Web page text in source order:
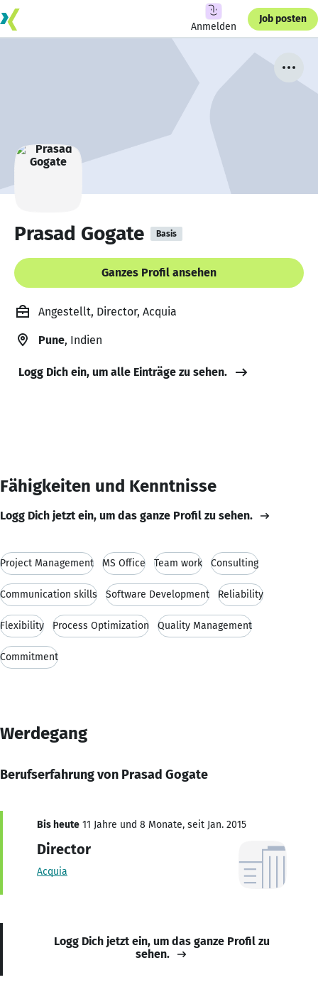
Anmelden
Job posten
Prasad Gogate Basis
Ganzes Profil ansehen
Angestellt, Director, Acquia
Pune, Indien
Logg Dich ein, um alle Einträge zu sehen.
Fähigkeiten und Kenntnisse
Logg Dich jetzt ein, um das ganze Profil zu sehen.
Project Management MS Office Team work Consulting
Communication skills Software Development Reliability
Flexibility Process Optimization Quality Management
Commitment
Werdegang
Berufserfahrung von Prasad Gogate
Bis heute 11 Jahre und 8 Monate, seit Jan. 2015
Director
Acquia
Logg Dich jetzt ein, um das ganze Profil zu
sehen.